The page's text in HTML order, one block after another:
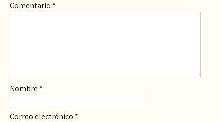
Comentario *
Nombre *
Correo electrónico *